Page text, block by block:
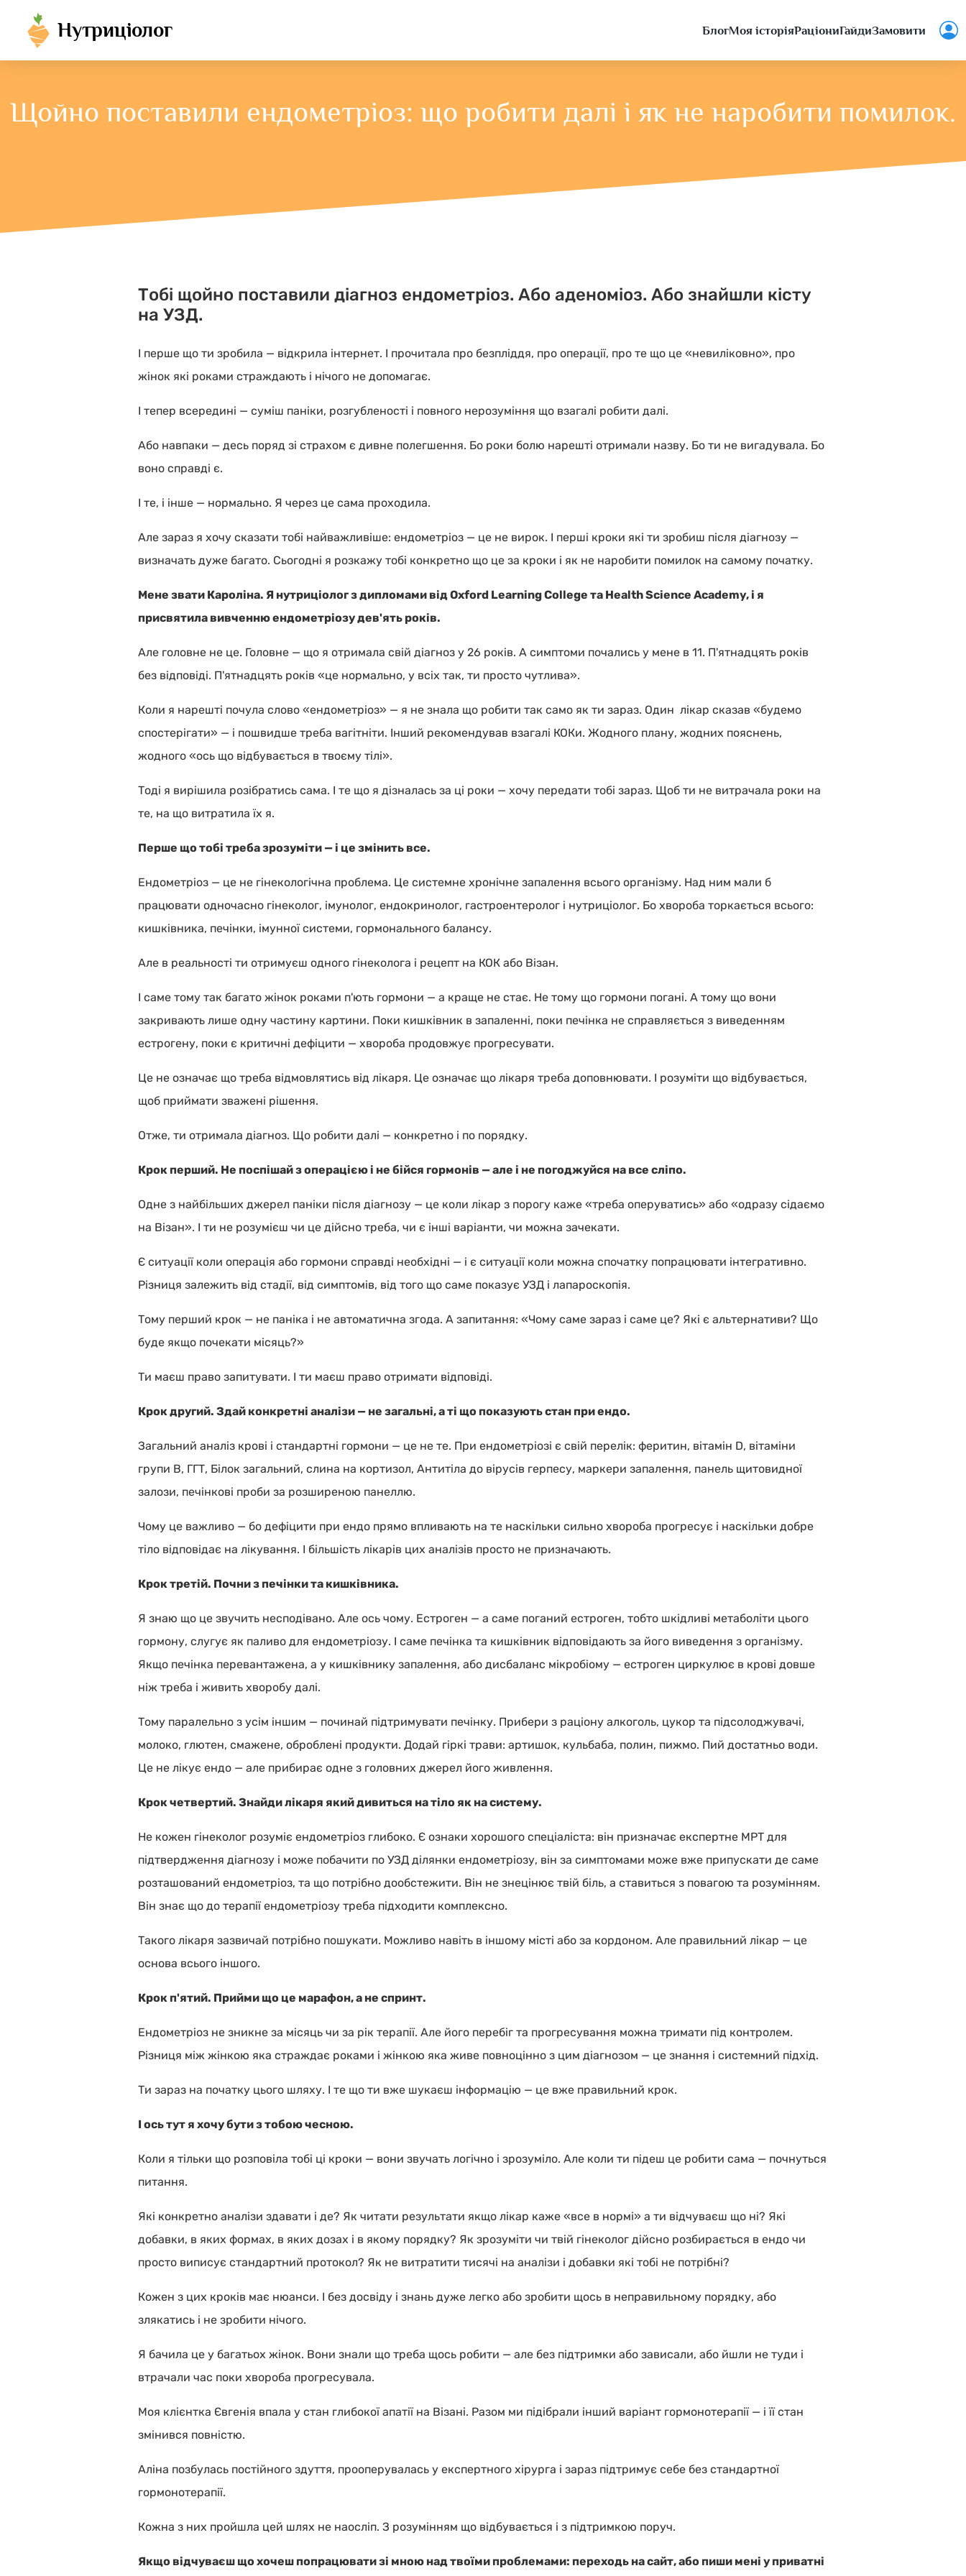
Нутриціолог БлогМоя історіяРаціониГайдиЗамовити
Щойно поставили ендометріоз: що робити далі і як не наробити помилок.
Тобі щойно поставили діагноз ендометріоз. Або аденоміоз. Або знайшли кісту
на УЗД.
І перше що ти зробила — відкрила інтернет. І прочитала про безпліддя, про операції, про те що це «невиліковно», про
жінок які роками страждають і нічого не допомагає.
І тепер всередині — суміш паніки, розгубленості і повного нерозуміння що взагалі робити далі.
Або навпаки — десь поряд зі страхом є дивне полегшення. Бо роки болю нарешті отримали назву. Бо ти не вигадувала. Бо
воно справді є.
І те, і інше — нормально. Я через це сама проходила.
Але зараз я хочу сказати тобі найважливіше: ендометріоз — це не вирок. І перші кроки які ти зробиш після діагнозу —
визначать дуже багато. Сьогодні я розкажу тобі конкретно що це за кроки і як не наробити помилок на самому початку.
Мене звати Кароліна. Я нутриціолог з дипломами від Oxford Learning College та Health Science Academy, і я
присвятила вивченню ендометріозу дев'ять років.
Але головне не це. Головне — що я отримала свій діагноз у 26 років. А симптоми почались у мене в 11. П'ятнадцять років
без відповіді. П'ятнадцять років «це нормально, у всіх так, ти просто чутлива».
Коли я нарешті почула слово «ендометріоз» — я не знала що робити так само як ти зараз. Один лікар сказав «будемо
спостерігати» — і пошвидше треба вагітніти. Інший рекомендував взагалі КОКи. Жодного плану, жодних пояснень,
жодного «ось що відбувається в твоєму тілі».
Тоді я вирішила розібратись сама. І те що я дізналась за ці роки — хочу передати тобі зараз. Щоб ти не витрачала роки на
те, на що витратила їх я.
Перше що тобі треба зрозуміти — і це змінить все.
Ендометріоз — це не гінекологічна проблема. Це системне хронічне запалення всього організму. Над ним мали б
працювати одночасно гінеколог, імунолог, ендокринолог, гастроентеролог і нутриціолог. Бо хвороба торкається всього:
кишківника, печінки, імунної системи, гормонального балансу.
Але в реальності ти отримуєш одного гінеколога і рецепт на КОК або Візан.
І саме тому так багато жінок роками п'ють гормони — а краще не стає. Не тому що гормони погані. А тому що вони
закривають лише одну частину картини. Поки кишківник в запаленні, поки печінка не справляється з виведенням
естрогену, поки є критичні дефіцити — хвороба продовжує прогресувати.
Це не означає що треба відмовлятись від лікаря. Це означає що лікаря треба доповнювати. І розуміти що відбувається,
щоб приймати зважені рішення.
Отже, ти отримала діагноз. Що робити далі — конкретно і по порядку.
Крок перший. Не поспішай з операцією і не бійся гормонів — але і не погоджуйся на все сліпо.
Одне з найбільших джерел паніки після діагнозу — це коли лікар з порогу каже «треба оперуватись» або «одразу сідаємо
на Візан». І ти не розумієш чи це дійсно треба, чи є інші варіанти, чи можна зачекати.
Є ситуації коли операція або гормони справді необхідні — і є ситуації коли можна спочатку попрацювати інтегративно.
Різниця залежить від стадії, від симптомів, від того що саме показує УЗД і лапароскопія.
Тому перший крок — не паніка і не автоматична згода. А запитання: «Чому саме зараз і саме це? Які є альтернативи? Що
буде якщо почекати місяць?»
Ти маєш право запитувати. І ти маєш право отримати відповіді.
Крок другий. Здай конкретні аналізи — не загальні, а ті що показують стан при ендо.
Загальний аналіз крові і стандартні гормони — це не те. При ендометріозі є свій перелік: феритин, вітамін D, вітаміни
групи B, ГГТ, Білок загальний, слина на кортизол, Антитіла до вірусів герпесу, маркери запалення, панель щитовидної
залози, печінкові проби за розширеною панеллю.
Чому це важливо — бо дефіцити при ендо прямо впливають на те наскільки сильно хвороба прогресує і наскільки добре
тіло відповідає на лікування. І більшість лікарів цих аналізів просто не призначають.
Крок третій. Почни з печінки та кишківника.
Я знаю що це звучить несподівано. Але ось чому. Естроген — а саме поганий естроген, тобто шкідливі метаболіти цього
гормону, слугує як паливо для ендометріозу. І саме печінка та кишківник відповідають за його виведення з організму.
Якщо печінка перевантажена, а у кишківнику запалення, або дисбаланс мікробіому — естроген циркулює в крові довше
ніж треба і живить хворобу далі.
Тому паралельно з усім іншим — починай підтримувати печінку. Прибери з раціону алкоголь, цукор та підсолоджувачі,
молоко, глютен, смажене, оброблені продукти. Додай гіркі трави: артишок, кульбаба, полин, пижмо. Пий достатньо води.
Це не лікує ендо — але прибирає одне з головних джерел його живлення.
Крок четвертий. Знайди лікаря який дивиться на тіло як на систему.
Не кожен гінеколог розуміє ендометріоз глибоко. Є ознаки хорошого спеціаліста: він призначає експертне МРТ для
підтвердження діагнозу і може побачити по УЗД ділянки ендометріозу, він за симптомами може вже припускати де саме
розташований ендометріоз, та що потрібно дообстежити. Він не знецінює твій біль, а ставиться з повагою та розумінням.
Він знає що до терапії ендометріозу треба підходити комплексно.
Такого лікаря зазвичай потрібно пошукати. Можливо навіть в іншому місті або за кордоном. Але правильний лікар — це
основа всього іншого.
Крок п'ятий. Прийми що це марафон, а не спринт.
Ендометріоз не зникне за місяць чи за рік терапії. Але його перебіг та прогресування можна тримати під контролем.
Різниця між жінкою яка страждає роками і жінкою яка живе повноцінно з цим діагнозом — це знання і системний підхід.
Ти зараз на початку цього шляху. І те що ти вже шукаєш інформацію — це вже правильний крок.
І ось тут я хочу бути з тобою чесною.
Коли я тільки що розповіла тобі ці кроки — вони звучать логічно і зрозуміло. Але коли ти підеш це робити сама — почнуться
питання.
Які конкретно аналізи здавати і де? Як читати результати якщо лікар каже «все в нормі» а ти відчуваєш що ні? Які
добавки, в яких формах, в яких дозах і в якому порядку? Як зрозуміти чи твій гінеколог дійсно розбирається в ендо чи
просто виписує стандартний протокол? Як не витратити тисячі на аналізи і добавки які тобі не потрібні?
Кожен з цих кроків має нюанси. І без досвіду і знань дуже легко або зробити щось в неправильному порядку, або
злякатись і не зробити нічого.
Я бачила це у багатьох жінок. Вони знали що треба щось робити — але без підтримки або зависали, або йшли не туди і
втрачали час поки хвороба прогресувала.
Моя клієнтка Євгенія впала у стан глибокої апатії на Візані. Разом ми підібрали інший варіант гормонотерапії — і її стан
змінився повністю.
Аліна позбулась постійного здуття, прооперувалась у експертного хірурга і зараз підтримує себе без стандартної
гормонотерапії.
Кожна з них пройшла цей шлях не наосліп. З розумінням що відбувається і з підтримкою поруч.
Якщо відчуваєш що хочеш попрацювати зі мною над твоїми проблемами: переходь на сайт, або пиши мені у приватні